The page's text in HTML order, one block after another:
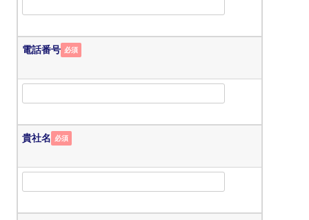
電話番号 必須
貴社名 必須